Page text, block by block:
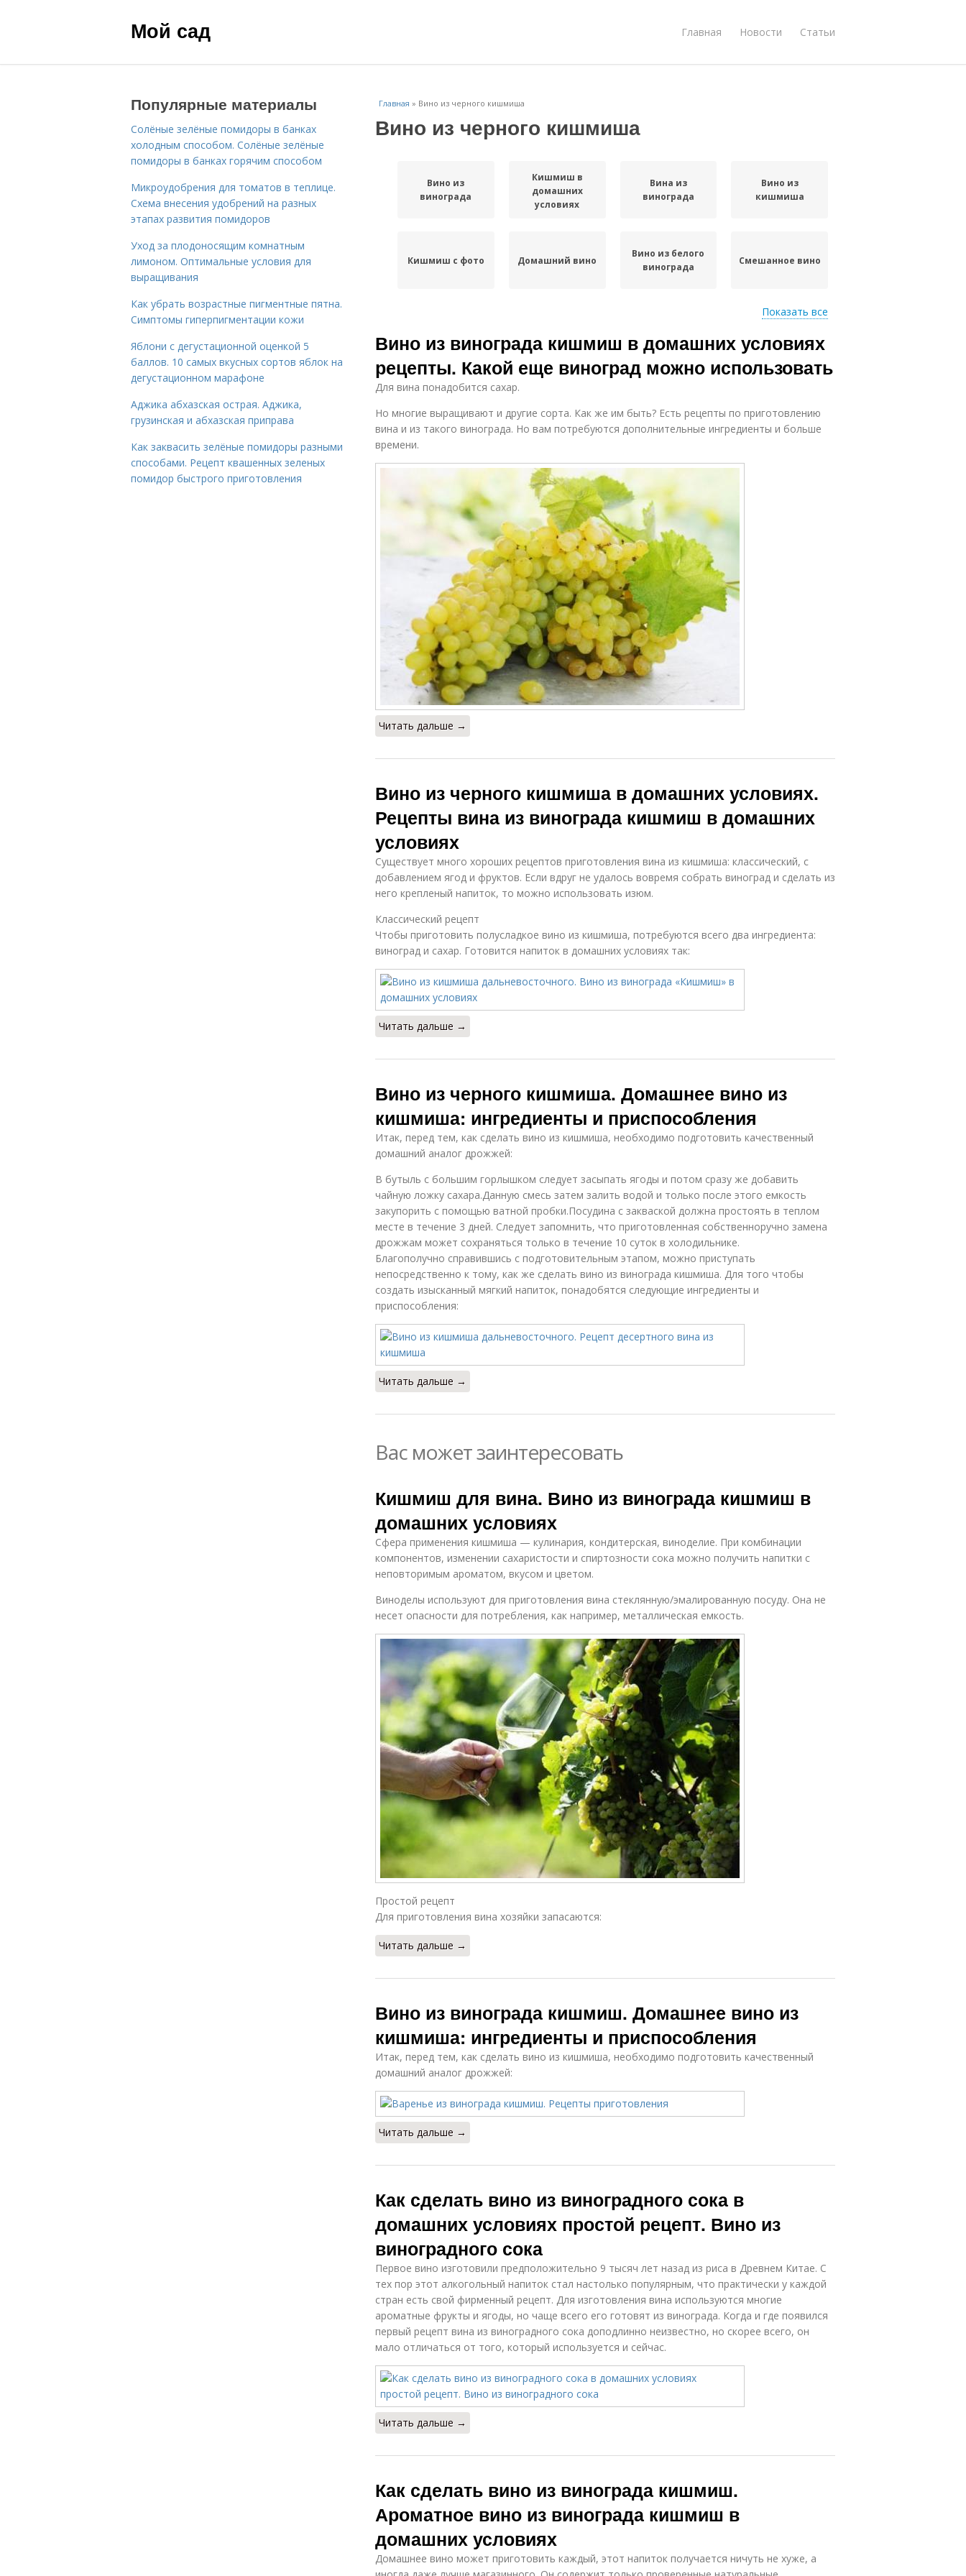
Мой сад Главная Новости Статьи
Главная » Вино из черного кишмиша
Вино из черного кишмиша
Вино из
винограда
Кишмиш в
домашних
условиях
Вина из
винограда
Вино из
кишмиша
Кишмиш с фото Домашний вино
Вино из белого
винограда
Смешанное вино
инструкцией
кишмиша
Вино из
кишмиша
Сухое вино
Запрещенное
вино
Вино из чёрного
Показать все
Вино из винограда кишмиш в домашних условиях
рецепты. Какой еще виноград можно использовать
Для вина понадобится сахар.
Но многие выращивают и другие сорта. Как же им быть? Есть рецепты по приготовлению
вина и из такого винограда. Но вам потребуются дополнительные ингредиенты и больше
времени.
Читать дальше →
Вино из черного кишмиша в домашних условиях.
Рецепты вина из винограда кишмиш в домашних
условиях
Существует много хороших рецептов приготовления вина из кишмиша: классический, с
добавлением ягод и фруктов. Если вдруг не удалось вовремя собрать виноград и сделать из
него крепленый напиток, то можно использовать изюм.
Классический рецепт
Чтобы приготовить полусладкое вино из кишмиша, потребуются всего два ингредиента:
виноград и сахар. Готовится напиток в домашних условиях так:
Читать дальше →
Вино из черного кишмиша. Домашнее вино из
кишмиша: ингредиенты и приспособления
Итак, перед тем, как сделать вино из кишмиша, необходимо подготовить качественный
домашний аналог дрожжей:
В бутыль с большим горлышком следует засыпать ягоды и потом сразу же добавить
чайную ложку сахара.Данную смесь затем залить водой и только после этого емкость
закупорить с помощью ватной пробки.Посудина с закваской должна простоять в теплом
месте в течение 3 дней. Следует запомнить, что приготовленная собственноручно замена
дрожжам может сохраняться только в течение 10 суток в холодильнике.
Благополучно справившись с подготовительным этапом, можно приступать
непосредственно к тому, как же сделать вино из винограда кишмиша. Для того чтобы
создать изысканный мягкий напиток, понадобятся следующие ингредиенты и
приспособления:
Читать дальше →
Вас может заинтересовать
Кишмиш для вина. Вино из винограда кишмиш в
домашних условиях
Сфера применения кишмиша — кулинария, кондитерская, виноделие. При комбинации
компонентов, изменении сахаристости и спиртозности сока можно получить напитки с
неповторимым ароматом, вкусом и цветом.
Виноделы используют для приготовления вина стеклянную/эмалированную посуду. Она не
несет опасности для потребления, как например, металлическая емкость.
Простой рецепт
Для приготовления вина хозяйки запасаются:
Читать дальше →
Вино из винограда кишмиш. Домашнее вино из
кишмиша: ингредиенты и приспособления
Итак, перед тем, как сделать вино из кишмиша, необходимо подготовить качественный
домашний аналог дрожжей:
Читать дальше →
Как сделать вино из виноградного сока в
домашних условиях простой рецепт. Вино из
виноградного сока
Первое вино изготовили предположительно 9 тысяч лет назад из риса в Древнем Китае. С
тех пор этот алкогольный напиток стал настолько популярным, что практически у каждой
стран есть свой фирменный рецепт. Для изготовления вина используются многие
ароматные фрукты и ягоды, но чаще всего его готовят из винограда. Когда и где появился
первый рецепт вина из виноградного сока доподлинно неизвестно, но скорее всего, он
мало отличаться от того, который используется и сейчас.
Читать дальше →
Как сделать вино из винограда кишмиш.
Ароматное вино из винограда кишмиш в
домашних условиях
Домашнее вино может приготовить каждый, этот напиток получается ничуть не хуже, а
Популярные материалы
Солёные зелёные помидоры в банках
холодным способом. Солёные зелёные
помидоры в банках горячим способом
Микроудобрения для томатов в теплице.
Схема внесения удобрений на разных
этапах развития помидоров
Уход за плодоносящим комнатным
лимоном. Оптимальные условия для
выращивания
Как убрать возрастные пигментные пятна.
Симптомы гиперпигментации кожи
Яблони с дегустационной оценкой 5
баллов. 10 самых вкусных сортов яблок на
дегустационном марафоне
Аджика абхазская острая. Аджика,
грузинская и абхазская приправа
Как заквасить зелёные помидоры разными
способами. Рецепт квашенных зеленых
помидор быстрого приготовления